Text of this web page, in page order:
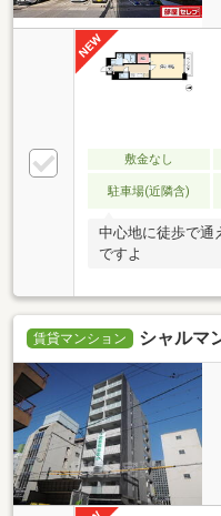
敷金なし
駐車場(近隣含)
中心地に徒歩で通
ですよ
賃貸マンション シャルマ